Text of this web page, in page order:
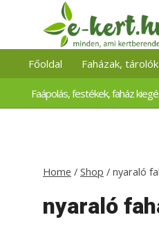
content
Főoldal Faházak, tárolók
Faápolás, festékek, faház
Home / Shop / nyaraló
nyaraló